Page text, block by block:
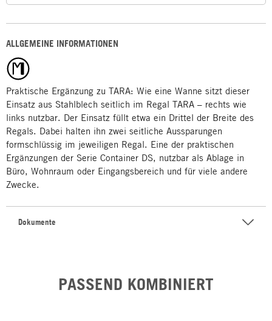
ALLGEMEINE INFORMATIONEN
Praktische Ergänzung zu TARA: Wie eine Wanne sitzt dieser
Einsatz aus Stahlblech seitlich im Regal TARA – rechts wie
links nutzbar. Der Einsatz füllt etwa ein Drittel der Breite des
Regals. Dabei halten ihn zwei seitliche Aussparungen
formschlüssig im jeweiligen Regal. Eine der praktischen
Ergänzungen der Serie Container DS, nutzbar als Ablage in
Büro, Wohnraum oder Eingangsbereich und für viele andere
Zwecke.
Dokumente
PASSEND KOMBINIERT